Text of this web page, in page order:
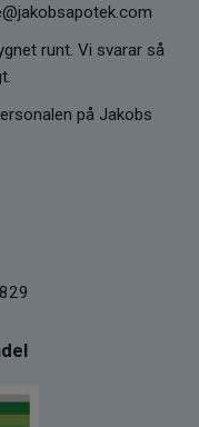
runt. Vi svarar så
på Jakobs